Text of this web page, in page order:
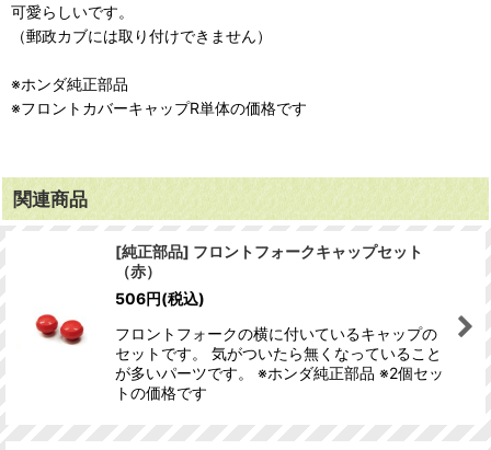
可愛らしいです。
（郵政カブには取り付けできません）
※ホンダ純正部品
※フロントカバーキャップR単体の価格です
関連商品
[純正部品] フロントフォークキャップセット
（赤）
506円(税込)
フロントフォークの横に付いているキャップの
セットです。 気がついたら無くなっていること
が多いパーツです。 ※ホンダ純正部品 ※2個セッ
トの価格です